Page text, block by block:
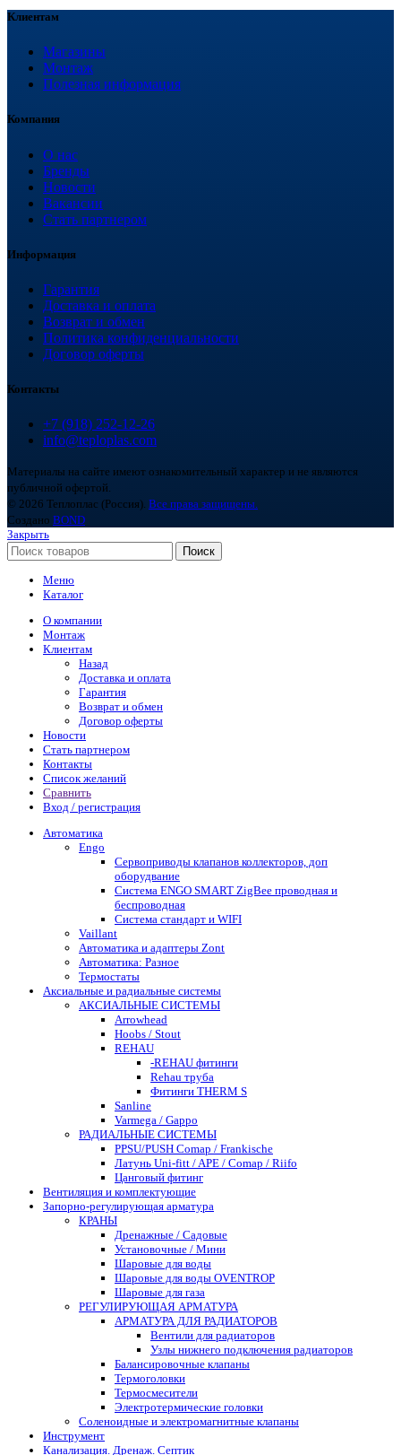
Клиентам
Магазины
Монтаж
Полезная информация
Компания
О нас
Бренды
Новости
Вакансии
Стать партнером
Информация
Гарантия
Доставка и оплата
Возврат и обмен
Политика конфиденциальности
Договор оферты
Контакты
+7 (918) 252-12-26
info@teploplas.com
Материалы на сайте имеют ознакомительный характер и не являются
публичной офертой.
© 2026 Теплоплас (Россия). Все права защищены.
Создано BOND
Закрыть
Поиск
Меню
Каталог
О компании
Монтаж
Клиентам
Назад
Доставка и оплата
Гарантия
Возврат и обмен
Договор оферты
Новости
Стать партнером
Контакты
Список желаний
Сравнить
Вход / регистрация
Автоматика
Engo
Сервоприводы клапанов коллекторов, доп
оборудвание
Система ENGO SMART ZigBee проводная и
беспроводная
Система стандарт и WIFI
Vaillant
Автоматика и адаптеры Zont
Автоматика: Разное
Термостаты
Аксиальные и радиальные системы
АКСИАЛЬНЫЕ СИСТЕМЫ
Arrowhead
Hoobs / Stout
REHAU
-REHAU фитинги
Rehau труба
Фитинги THERM S
Sanline
Varmega / Gappo
РАДИАЛЬНЫЕ СИСТЕМЫ
PPSU/PUSH Comap / Frankische
Латунь Uni-fitt / APE / Comap / Riifo
Цанговый фитинг
Вентиляция и комплектующие
Запорно-регулирующая арматура
КРАНЫ
Дренажные / Садовые
Установочные / Мини
Шаровые для воды
Шаровые для воды OVENTROP
Шаровые для газа
РЕГУЛИРУЮЩАЯ АРМАТУРА
АРМАТУРА ДЛЯ РАДИАТОРОВ
Вентили для радиаторов
Узлы нижнего подключения радиаторов
Балансировочные клапаны
Термоголовки
Термосмесители
Электротермические головки
Соленоидные и электромагнитные клапаны
Инструмент
Канализация. Дренаж. Септик